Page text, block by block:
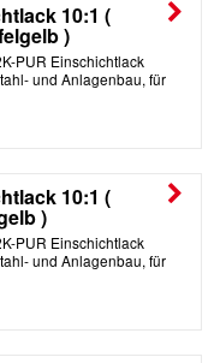
10:1 (
)
PUR Einschichtlack
und Anlagenbau, für
10:1 (
)
PUR Einschichtlack
und Anlagenbau, für